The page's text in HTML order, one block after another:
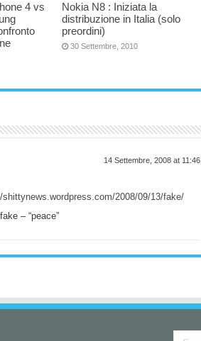
4 vs
Nokia N8 : Iniziata la
distribuzione in Italia (solo
preordini)
30 Settembre, 2010
14 Settembre, 2008 at 11:46
shittynews.wordpress.com/2008/09/13/fake/
– “peace”